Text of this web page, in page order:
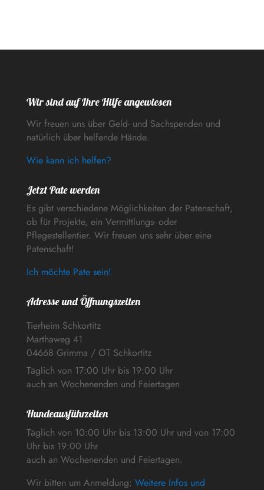
Wir sind auf Ihre Hilfe angewiesen
Wir freuen uns über Geld- und Sachspenden und
natürlich über helfende Hände.
Wie kann ich helfen?
Jetzt Pate werden
Es gibt verschiedene Möglichkeiten der Patenschaft,
ob für Projekte, ein Vermittlungs- oder
Pflegestellentier. Wir freuen uns sehr über eine
Patenschaft!
Ich möchte Pate sein!
Adresse und Öffnungszeiten
Tierheim Schkortitz
Marthaweg 41
04668 Grimma / OT Schkortitz
Täglich von 17:00 Uhr bis 19:00 Uhr
auch an Wochenenden und Feiertagen
Hundeausführzeiten
Täglich von 10:00 Uhr bis 13:00 Uhr und von 17:00
Uhr bis 19:00 Uhr
auch an Wochenenden und Feiertagen.
Wir bitten um Anmeldung: Weitere Infos und